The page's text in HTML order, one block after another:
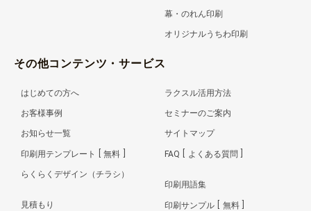
幕・のれん印刷
オリジナルうちわ印刷
その他コンテンツ・サービス
はじめての方へ
お客様事例
お知らせ一覧
印刷用テンプレート 無料
らくらくデザイン（チラシ）
見積もり
ラクスル活用方法
セミナーのご案内
サイトマップ
FAQ よくある質問
印刷用語集
印刷サンプル 無料